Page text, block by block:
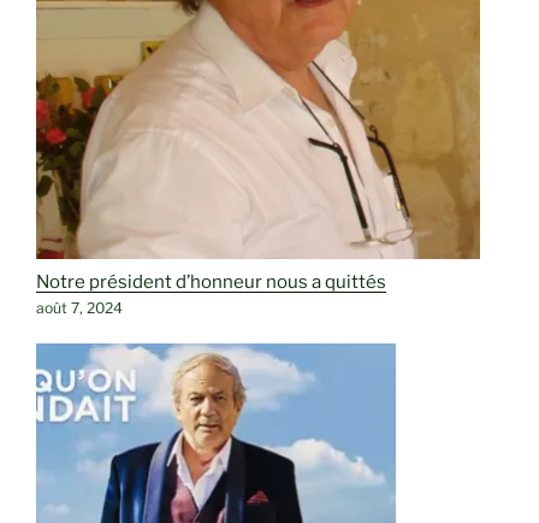
Notre président d’honneur nous a quittés
août 7, 2024